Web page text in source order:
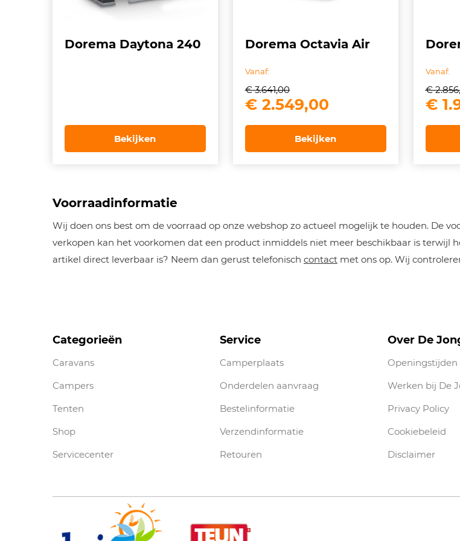
Dorema Daytona 240
Bekijken
Dorema Octavia Air
Vanaf:
€3.641,00
Oorspronkelijke
€ 3.641,00.
€ 2.549,00Huidige
is:
€ 2.549,00.
Bekijken
Vanaf:
€
€
€
Voorraadinformatie
Wij doen ons best om de voorraad op onze webshop zo actueel mogelijk te houden. De
verkopen kan het voorkomen dat een product inmiddels niet meer beschikbaar is terwijl
artikel direct leverbaar is? Neem dan gerust telefonisch contact met ons op. Wij
Categorieën
Caravans
Campers
Tenten
Shop
Servicecenter
Service
Camperplaats
Onderdelen aanvraag
Bestelinformatie
Verzendinformatie
Retouren
Over De
Openingstijden
Werken bij De
Privacy Policy
Cookiebeleid
Disclaimer